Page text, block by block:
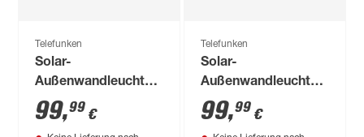
Telefunken
Solar-
Außenwandleuchte
'Kiruna' mit
Bewegungssensor
99,99 €
Telefunken
Solar-
Außenwandleuchte
'Kiruna' mit
Bewegungssensor
99,99 €